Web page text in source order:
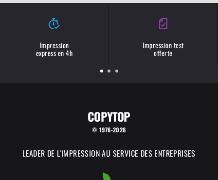
Impression
express en 4h
Impression test
offerte
COPYTOP
© 1976-2026
LEADER DE L'IMPRESSION AU SERVICE DES ENTREPRISES